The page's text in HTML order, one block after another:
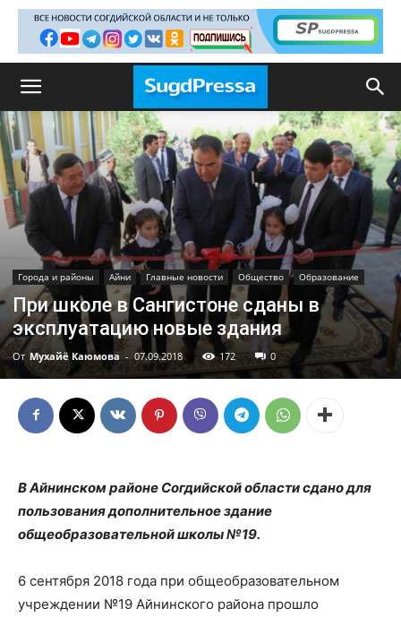
Города и районы Айни Главные новости Общество Образование
При школе в Сангистоне сданы в
эксплуатацию новые здания
От Мухайё Каюмова - 07.09.2018 172 0
В Айнинском районе Согдийской области сдано для
пользования дополнительное здание
общеобразовательной школы №19.
6 сентября 2018 года при общеобразовательном
учреждении №19 Айнинского района прошло